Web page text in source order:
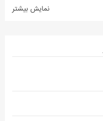
نمایش بیشتر